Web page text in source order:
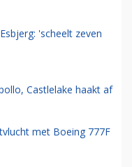
'scheelt zeven
Castlelake haakt af
met Boeing 777F